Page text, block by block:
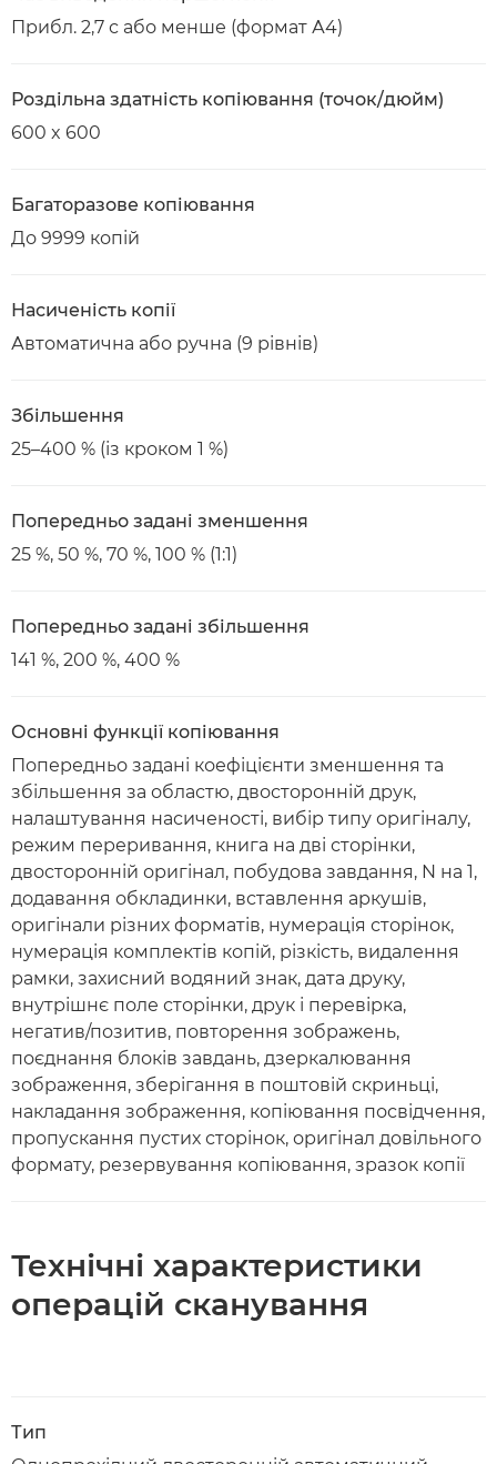
Прибл. 2,7 с або менше (формат А4)
Роздільна здатність копіювання (точок/дюйм)
600 x 600
Багаторазове копіювання
До 9999 копій
Насиченість копії
Автоматична або ручна (9 рівнів)
Збільшення
25–400 % (із кроком 1 %)
Попередньо задані зменшення
25 %, 50 %, 70 %, 100 % (1:1)
Попередньо задані збільшення
141 %, 200 %, 400 %
Основні функції копіювання
Попередньо задані коефіцієнти зменшення та
збільшення за областю, двосторонній друк,
налаштування насиченості, вибір типу оригіналу,
режим переривання, книга на дві сторінки,
двосторонній оригінал, побудова завдання, N на 1,
додавання обкладинки, вставлення аркушів,
оригінали різних форматів, нумерація сторінок,
нумерація комплектів копій, різкість, видалення
рамки, захисний водяний знак, дата друку,
внутрішнє поле сторінки, друк і перевірка,
негатив/позитив, повторення зображень,
поєднання блоків завдань, дзеркалювання
зображення, зберігання в поштовій скриньці,
накладання зображення, копіювання посвідчення,
пропускання пустих сторінок, оригінал довільного
формату, резервування копіювання, зразок копії
Технічні характеристики
операцій сканування
Тип